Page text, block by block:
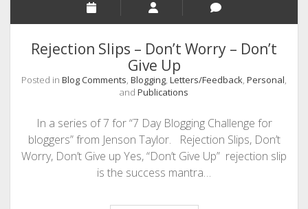
Rejection Slips – Don’t Worry – Don’t
Give Up
Posted in Blog Comments, Blogging, Letters/Feedback, Personal,
and Publications
In a series of 7 for “7 Day Blogging Challenge for
bloggers” from Jenson Taylor. Rejection Slips, Don’t
Worry, Don’t Give up Yes, “Don’t Give Up” rejection slip
is the success mantra…